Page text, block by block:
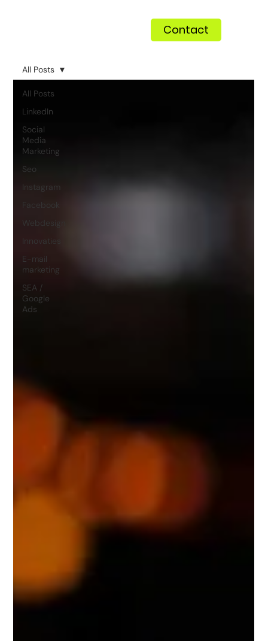
Contact
All Posts
LinkedIn
Social
Media
Marketing
Seo
Instagram
Facebook
Webdesign
Innovaties
E-mail
marketing
SEA /
Google
Ads
All Posts